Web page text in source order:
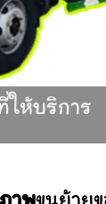
ให้บริการ